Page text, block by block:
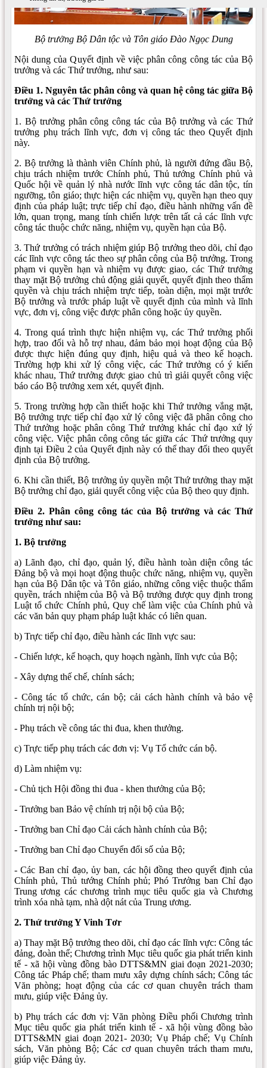
Bộ trưởng Bộ Dân tộc và Tôn giáo Đào Ngọc Dung
Nội dung của Quyết định về việc phân công công tác của Bộ
trưởng và các Thứ trưởng, như sau:
Điều 1. Nguyên tắc phân công và quan hệ công tác giữa Bộ
trưởng và các Thứ trưởng
1. Bộ trưởng phân công công tác của Bộ trưởng và các Thứ
trưởng phụ trách lĩnh vực, đơn vị công tác theo Quyết định
này.
2. Bộ trưởng là thành viên Chính phủ, là người đứng đầu Bộ,
chịu trách nhiệm trước Chính phủ, Thủ tướng Chính phủ và
Quốc hội về quản lý nhà nước lĩnh vực công tác dân tộc, tín
ngưỡng, tôn giáo; thực hiện các nhiệm vụ, quyền hạn theo quy
định của pháp luật; trực tiếp chỉ đạo, điều hành những vấn đề
lớn, quan trọng, mang tính chiến lược trên tất cả các lĩnh vực
công tác thuộc chức năng, nhiệm vụ, quyền hạn của Bộ.
3. Thứ trưởng có trách nhiệm giúp Bộ trưởng theo dõi, chỉ đạo
các lĩnh vực công tác theo sự phân công của Bộ trưởng. Trong
phạm vi quyền hạn và nhiệm vụ được giao, các Thứ trưởng
thay mặt Bộ trưởng chủ động giải quyết, quyết định theo thẩm
quyền và chịu trách nhiệm trực tiếp, toàn diện, mọi mặt trước
Bộ trưởng và trước pháp luật về quyết định của mình và lĩnh
vực, đơn vị, công việc được phân công hoặc ủy quyền.
4. Trong quá trình thực hiện nhiệm vụ, các Thứ trưởng phối
hợp, trao đổi và hỗ trợ nhau, đảm bảo mọi hoạt động của Bộ
được thực hiện đúng quy định, hiệu quả và theo kế hoạch.
Trường hợp khi xử lý công việc, các Thứ trưởng có ý kiến
khác nhau, Thứ trưởng được giao chủ trì giải quyết công việc
báo cáo Bộ trưởng xem xét, quyết định.
5. Trong trường hợp cần thiết hoặc khi Thứ trưởng vắng mặt,
Bộ trưởng trực tiếp chỉ đạo xử lý công việc đã phân công cho
Thứ trưởng hoặc phân công Thứ trưởng khác chỉ đạo xứ lý
công việc. Việc phân công công tác giữa các Thứ trưởng quy
định tại Điều 2 của Quyết định này có thể thay đổi theo quyết
định của Bộ trưởng.
6. Khi cần thiết, Bộ trưởng ủy quyền một Thứ trưởng thay mặt
Bộ trưởng chỉ đạo, giải quyết công việc của Bộ theo quy định.
Điều 2. Phân công công tác của Bộ trưởng và các Thứ
trưởng như sau:
1. Bộ trưởng
a) Lãnh đạo, chỉ đạo, quản lý, điều hành toàn diện công tác
Đảng bộ và mọi hoạt động thuộc chức năng, nhiệm vụ, quyền
hạn của Bộ Dân tộc và Tôn giáo, những công việc thuộc thẩm
quyền, trách nhiệm của Bộ và Bộ trưởng được quy định trong
Luật tổ chức Chính phủ, Quy chế làm việc của Chính phủ và
các văn bản quy phạm pháp luật khác có liên quan.
b) Trực tiếp chỉ đạo, điều hành các lĩnh vực sau:
- Chiến lược, kế hoạch, quy hoạch ngành, lĩnh vực của Bộ;
- Xây dựng thế chế, chính sách;
- Công tác tổ chức, cán bộ; cải cách hành chính và bảo vệ
chính trị nội bộ;
- Phụ trách về công tác thi đua, khen thưởng.
c) Trực tiếp phụ trách các đơn vị: Vụ Tổ chức cán bộ.
d) Làm nhiệm vụ:
- Chủ tịch Hội đồng thi đua - khen thưởng của Bộ;
- Trưởng ban Bảo vệ chính trị nội bộ của Bộ;
- Trưởng ban Chỉ đạo Cải cách hành chính của Bộ;
- Trưởng ban Chỉ đạo Chuyển đổi số của Bộ;
- Các Ban chỉ đạo, ủy ban, các hội đồng theo quyết định của
Chính phủ, Thủ tướng Chính phủ; Phó Trưởng ban Chỉ đạo
Trung ương các chương trình mục tiêu quốc gia và Chương
trình xóa nhà tạm, nhà dột nát của Trung ương.
2. Thứ trưởng Y Vinh Tơr
a) Thay mặt Bộ trưởng theo dõi, chỉ đạo các lĩnh vực: Công tác
đảng, đoàn thể; Chương trình Mục tiêu quốc gia phát triển kinh
tế - xã hội vùng đồng bào DTTS&MN giai đoạn 2021-2030;
Công tác Pháp chế; tham mưu xây dựng chính sách; Công tác
Văn phòng; hoạt động của các cơ quan chuyên trách tham
mưu, giúp việc Đảng ủy.
b) Phụ trách các đơn vị: Văn phòng Điều phối Chương trình
Mục tiêu quốc gia phát triển kinh tế - xã hội vùng đồng bào
DTTS&MN giai đoạn 2021- 2030; Vụ Pháp chế; Vụ Chính
sách, Văn phòng Bộ; Các cơ quan chuyên trách tham mưu,
giúp việc Đảng ủy.